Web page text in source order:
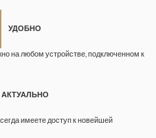
УДОБНО
на любом устройстве, подключенном к
АКТУАЛЬНО
имеете доступ к новейшей
Геопрофи
Горнопромышленные ведомости
Кузбасса. Информационный